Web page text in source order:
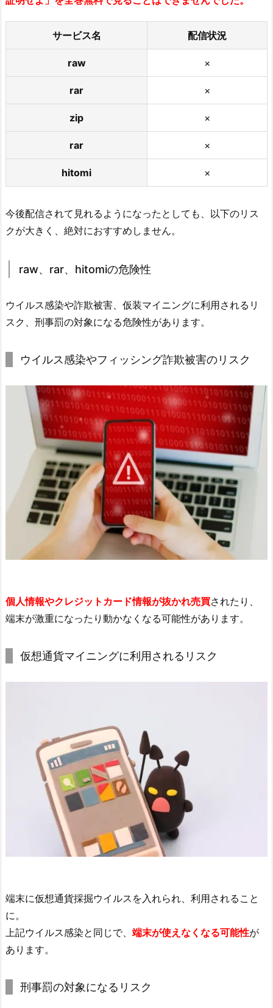
サービス名 配信状況
raw ×
rar ×
zip ×
rar ×
hitomi ×
今後配信されて見れるようになったとしても、以下のリス
クが大きく、絶対におすすめしません。
raw、rar、hitomiの危険性
ウイルス感染や詐欺被害、仮装マイニングに利用されるリ
スク、刑事罰の対象になる危険性があります。
ウイルス感染やフィッシング詐欺被害のリスク
個人情報やクレジットカード情報が抜かれ売買されたり、
端末が激重になったり動かなくなる可能性があります。
仮想通貨マイニングに利用されるリスク
端末に仮想通貨採掘ウイルスを入れられ、利用されること
に。
上記ウイルス感染と同じで、 端末が使えなくなる可能性が
あります。
刑事罰の対象になるリスク